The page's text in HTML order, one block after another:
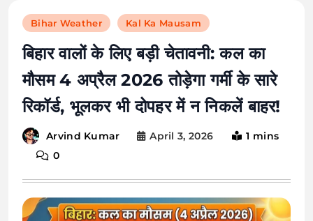
Bihar Weather Kal Ka Mausam
बिहार वालों के लिए बड़ी चेतावनी: कल का
मौसम 4 अप्रैल 2026 तोड़ेगा गर्मी के सारे
रिकॉर्ड, भूलकर भी दोपहर में न निकलें बाहर!
Arvind Kumar April 3, 2026
1 mins
0